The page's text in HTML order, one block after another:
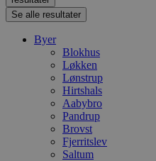
Se alle resultater
Byer
Blokhus
Løkken
Lønstrup
Hirtshals
Aabybro
Pandrup
Brovst
Fjerritslev
Saltum